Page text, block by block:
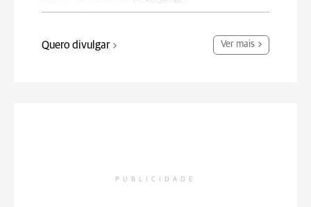
Quero divulgar Ver mais
PUBLICIDADE